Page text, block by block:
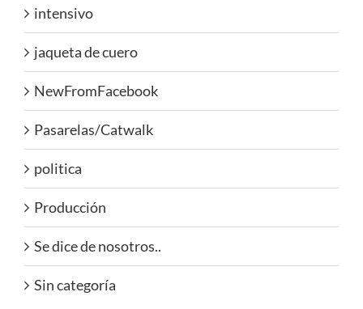
intensivo
jaqueta de cuero
NewFromFacebook
Pasarelas/Catwalk
politica
Producción
Se dice de nosotros..
Sin categoría